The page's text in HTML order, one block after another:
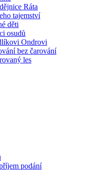
Ráta
tajemství
děti
osudů
Ondrovi
bez čarování
les
podání